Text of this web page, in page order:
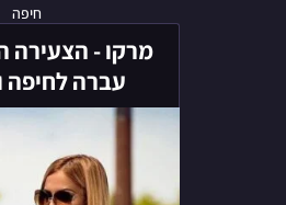
חיפה
מרקו - הצעירה
עברה לחיפה
מרקו
-
הכי